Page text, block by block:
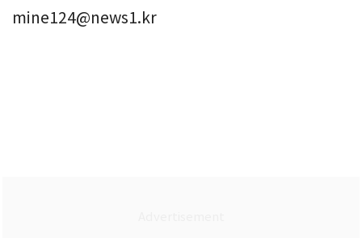
mine124@news1.kr